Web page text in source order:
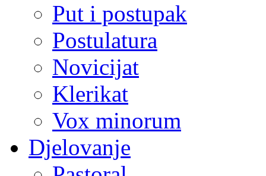
Put i postupak
Postulatura
Novicijat
Klerikat
Vox minorum
Djelovanje